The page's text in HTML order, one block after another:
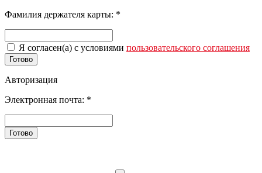
Фамилия держателя карты: *
Я согласен(а) с условиями пользовательского соглашения
Готово
Авторизация
Электронная почта: *
Готово